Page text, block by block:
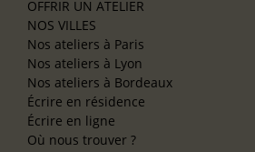
OFFRIR UN ATELIER
NOS VILLES
Nos ateliers à Paris
Nos ateliers à Lyon
Nos ateliers à Bordeaux
Écrire en résidence
Écrire en ligne
Où nous trouver ?